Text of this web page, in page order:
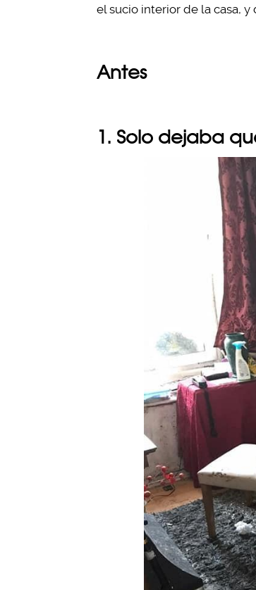
el sucio interior de la casa,
Antes
1. Solo dejaba